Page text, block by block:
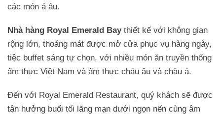
các món á âu.
Nhà hàng Royal Emerald Baythiết kế với không gian
rộng lớn, thoáng mát được mở cửa phục vụ hàng ngày,
tiệc buffet sáng tự chọn, với nhiều món ăn truyền thống
ẩm thực Việt Nam và ẩm thực châu âu và châu á.
Đến với Royal Emerald Restaurant, quý khách sẽ được
tận hưởng buổi tối lãng mạn dưới ngọn nến cùng âm